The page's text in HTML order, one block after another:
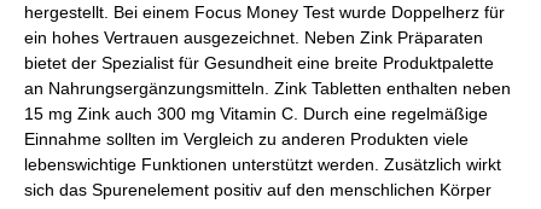
hergestellt. Bei einem Focus Money Test wurde Doppelherz für
ein hohes Vertrauen ausgezeichnet. Neben Zink Präparaten
bietet der Spezialist für Gesundheit eine breite Produktpalette
an Nahrungsergänzungsmitteln. Zink Tabletten enthalten neben
15 mg Zink auch 300 mg Vitamin C. Durch eine regelmäßige
Einnahme sollten im Vergleich zu anderen Produkten viele
lebenswichtige Funktionen unterstützt werden. Zusätzlich wirkt
sich das Spurenelement positiv auf den menschlichen Körper